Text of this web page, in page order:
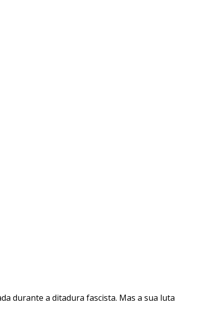
durante a ditadura fascista. Mas a sua luta